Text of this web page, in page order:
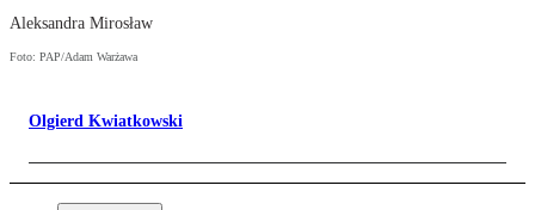
Aleksandra Mirosław
Foto: PAP/Adam Warżawa
Olgierd Kwiatkowski